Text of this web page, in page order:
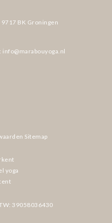
9717 BK Groningen
info@marabouyoga.nl
Sitemap
39058036430